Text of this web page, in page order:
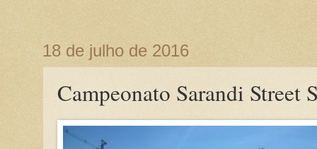
18 de julho de 2016
Campeonato Sarandi Street